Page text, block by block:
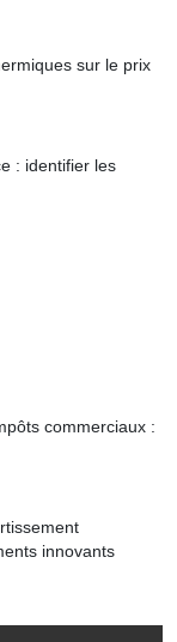
sur le prix
: identifier les
commerciaux :
innovants